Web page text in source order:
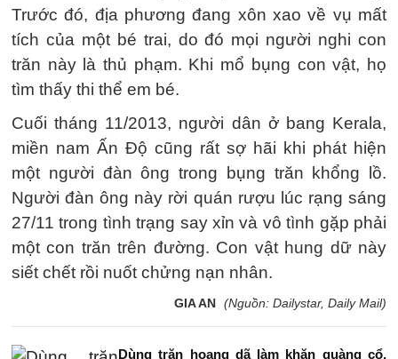
Trước đó, địa phương đang xôn xao về vụ mất
tích của một bé trai, do đó mọi người nghi con
trăn này là thủ phạm. Khi mổ bụng con vật, họ
tìm thấy thi thể em bé.
Cuối tháng 11/2013, người dân ở bang Kerala,
miền nam Ấn Độ cũng rất sợ hãi khi phát hiện
một người đàn ông trong bụng trăn khổng lồ.
Người đàn ông này rời quán rượu lúc rạng sáng
27/11 trong tình trạng say xỉn và vô tình gặp phải
một con trăn trên đường. Con vật hung dữ này
siết chết rồi nuốt chửng nạn nhân.
GIA AN (Nguồn: Dailystar, Daily Mail)
Dùng trăn hoang dã làm khăn quàng cổ,